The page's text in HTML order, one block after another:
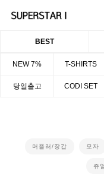
BEST
NEW 7% T-SHIRTS
당일출고 CODI SET
머플러/장갑 모자
쥬